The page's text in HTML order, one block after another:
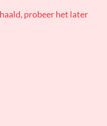
probeer het later